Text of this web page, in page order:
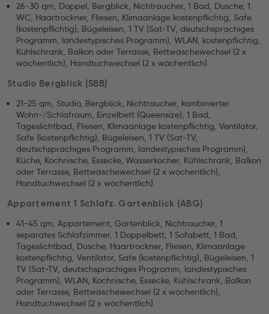
26-30 qm, Doppel, Bergblick, Nichtraucher, 1 Bad, Dusche, 1
WC, Haartrockner, Fliesen, Klimaanlage kostenpflichtig, Safe
(kostenpflichtig), Bügeleisen, 1 TV (Sat-TV, deutschsprachiges
Programm, landestypisches Programm), WLAN, kostenpflichtig,
Kühlschrank, Balkon oder Terrasse, Bettwäschewechsel (2 x
wöchentlich), Handtuchwechsel (2 x wöchentlich)
Studio Bergblick (SBB)
21-25 qm, Studio, Bergblick, Nichtraucher, kombinierter
Wohn-/Schlafraum, Einzelbett (Queensize), 1 Bad,
Tageslichtbad, Fliesen, Klimaanlage kostenpflichtig, Ventilator,
Safe (kostenpflichtig), Bügeleisen, 1 TV (Sat-TV,
deutschsprachiges Programm, landestypisches Programm),
Küche, Kochnische, Essecke, Wasserkocher, Kühlschrank, Balkon
oder Terrasse, Bettwäschewechsel (2 x wöchentlich),
Handtuchwechsel (2 x wöchentlich)
Appartement 1 Schlafz. Gartenblick (ABG)
41-45 qm, Appartement, Gartenblick, Nichtraucher, 1
separates Schlafzimmer, 1 Doppelbett, 1 Sofabett, 1 Bad,
Tageslichtbad, Dusche, Haartrockner, Fliesen, Klimaanlage
kostenpflichtig, Ventilator, Safe (kostenpflichtig), Bügeleisen, 1
TV (Sat-TV, deutschsprachiges Programm, landestypisches
Programm), WLAN, Kochnische, Essecke, Kühlschrank, Balkon
oder Terrasse, Bettwäschewechsel (2 x wöchentlich),
Handtuchwechsel (2 x wöchentlich)